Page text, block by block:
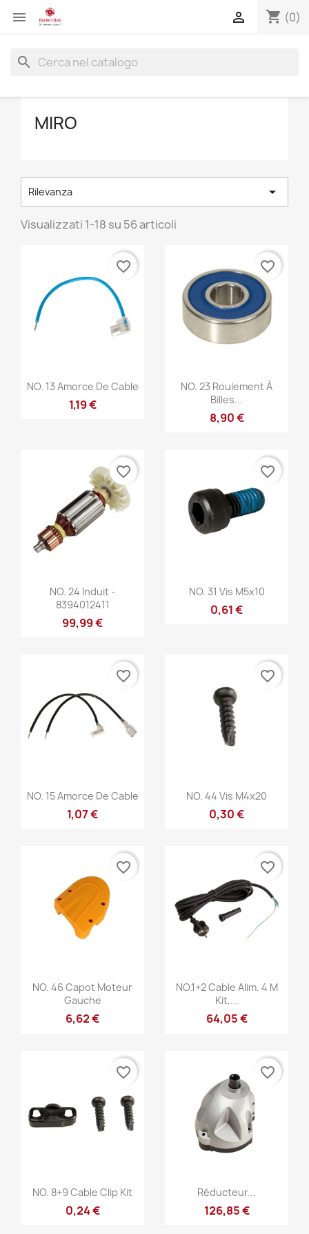
 shopping_cart (0)

search
MIRO
Rilevanza 
Visualizzati 1-18 su 56 articoli
Anteprima
NO. 13 Amorce De Cable
1,19 €
favorite_border
Anteprima
NO. 23 Roulement À
Billes...
8,90 €
favorite_border
Anteprima
NO. 24 Induit -
8394012411
99,99 €
favorite_border
 Anteprima
NO. 31 Vis M5x10
0,61 €
favorite_border
Anteprima
NO. 15 Amorce De Cable
1,07 €
favorite_border
 Anteprima
NO. 44 Vis M4x20
0,30 €
favorite_border
Anteprima
NO. 46 Capot Moteur
Gauche
6,62 €
favorite_border
Anteprima
NO.1+2 Cable Alim. 4 M
Kit,...
64,05 €
favorite_border
Anteprima
NO. 8+9 Cable Clip Kit
0,24 €
favorite_border
Anteprima
Réducteur...
126,85 €
favorite_border